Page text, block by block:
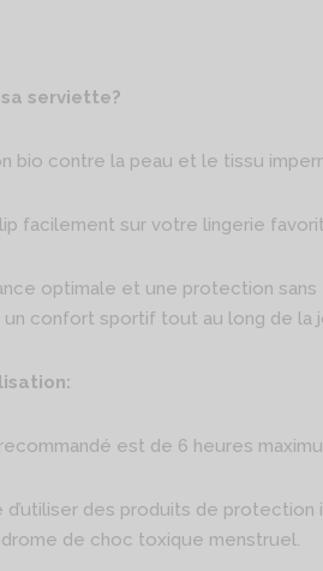
serviette?
bio contre la peau et le tissu
facilement sur votre lingerie
optimale et une protection
confort sportif tout au long de la
est de 6 heures
des produits de
de choc toxique menstruel.